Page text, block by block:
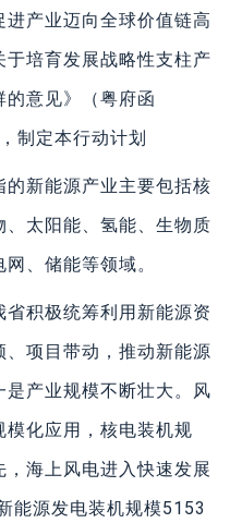
产业迈向全球价值链高
培育发展战略性支柱产
意见》（粤府函
制定本行动计划
新能源产业主要包括核
太阳能、氢能、生物质
、储能等领域。
省积极统筹利用新能源资
项目带动，推动新能源
产业规模不断壮大。风
化应用，核电装机规
海上风电进入快速发展
能源发电装机规模5153